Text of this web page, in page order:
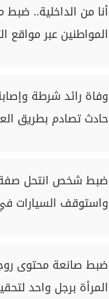
أنا من الداخلية..
المواطنين عبر مواقع
حادث تصادم بطريق
ضبط شخص انتحل
واستوقف السيارات
ضبط صانعة محتوى
المرأة برجل واحد